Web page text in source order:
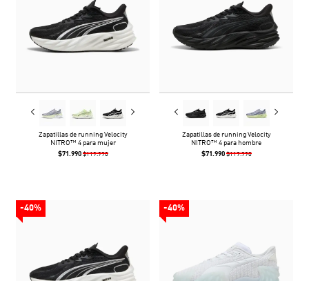
Zapatillas de running Velocity
NITRO™ 4 para mujer
$71.990 $119.990
Zapatillas de running Velocity
NITRO™ 4 para hombre
$71.990 $119.990
-40% -40%